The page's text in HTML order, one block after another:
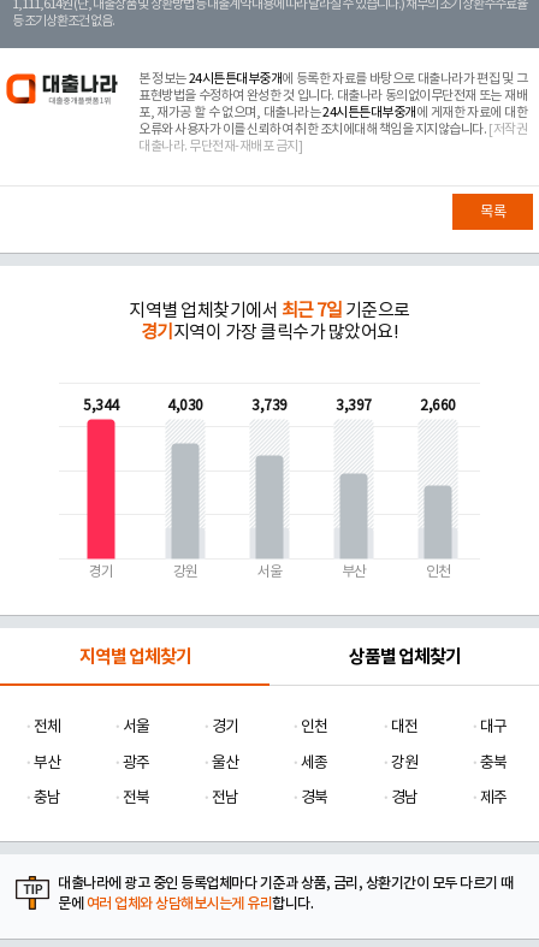
1,111,614원 (단, 대출상품 및 상환방법 등 대출계약 내용에 따라 달라질 수 있습니다.) 채무의 조기 상환수수료율
등 조기상환조건 없음.
본 정보는24시튼튼대부중개에 등록한 자료를 바탕으로 대출나라가 편집 및 그
표현방법을 수정하여 완성한 것 입니다. 대출나라 동의없이무단전재 또는 재배
포, 재가공 할 수 없으며, 대출나라는24시튼튼대부중개 에 게재한 자료에 대한
오류와 사용자가 이를 신뢰하여 취한 조치에대해 책임을 지지않습니다. [저작권
대출나라. 무단전재-재배포 금지]
목록
지역별 업체찾기에서 최근 7일 기준으로
경기 지역이 가장 클릭수가 많았어요!
5,344
경기
4,030
강원
3,739
서울
3,397
부산
2,660
인천
지역별 업체찾기 상품별 업체찾기
전체 서울 경기 인천 대전
대구
부산
광주 울산 세종 강원
충북
충남
전북 전남 경북 경남 제주
대출나라에 광고 중인 등록업체마다 기준과 상품, 금리, 상환기간이 모두 다르기 때
문에 여러 업체와 상담해보시는게 유리합니다.